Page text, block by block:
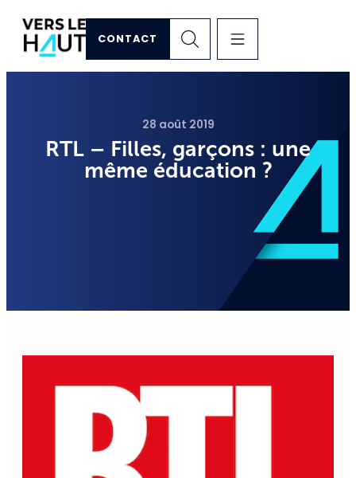
CONTACT
28 août 2019
RTL – Filles, garçons : une
même éducation ?